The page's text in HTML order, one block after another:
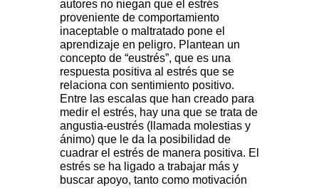
autores no niegan que el estrés
proveniente de comportamiento
inaceptable o maltratado pone el
aprendizaje en peligro. Plantean un
concepto de “eustrés”, que es una
respuesta positiva al estrés que se
relaciona con sentimiento positivo.
Entre las escalas que han creado para
medir el estrés, hay una que se trata de
angustia-eustrés (llamada molestias y
ánimo) que le da la posibilidad de
cuadrar el estrés de manera positiva. El
estrés se ha ligado a trabajar más y
buscar apoyo, tanto como motivación